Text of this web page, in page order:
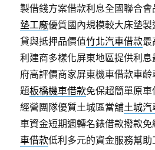
製借錢方案借款利息全國聯合
墊工廠優質國內規模較大床墊
貸與抵押品價值竹北汽車借款最
利建商多樣化屏東地區提供利息
府高評價商家屏東機車借款車
題板橋機車借款免保超簡單原
經營團隊優質土城區當舖土城汽
車資金短期週轉名錶借款撥款
車借款低利多元的資金服務幫